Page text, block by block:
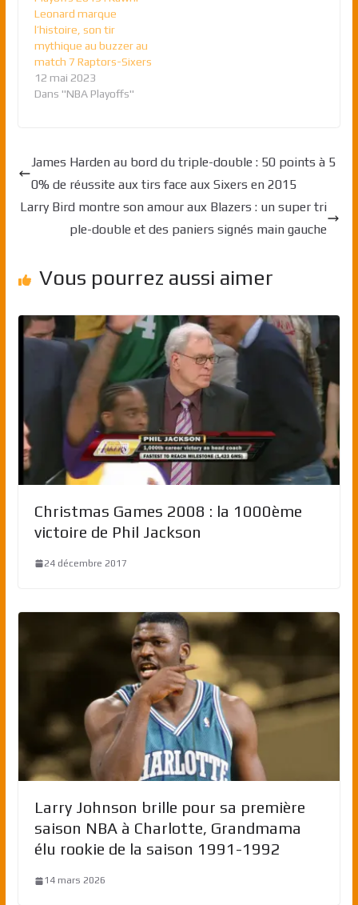
Leonard marque
l’histoire, son tir
mythique au buzzer au
match 7 Raptors-Sixers
12 mai 2023
Dans "NBA Playoffs"
James Harden au bord du triple-double : 50 points à 5
0% de réussite aux tirs face aux Sixers en 2015
Larry Bird montre son amour aux Blazers : un super tri
ple-double et des paniers signés main gauche
Vous pourrez aussi aimer
Christmas Games 2008 : la 1000ème
victoire de Phil Jackson
24 décembre 2017
Larry Johnson brille pour sa première
saison NBA à Charlotte, Grandmama
élu rookie de la saison 1991-1992
14 mars 2026